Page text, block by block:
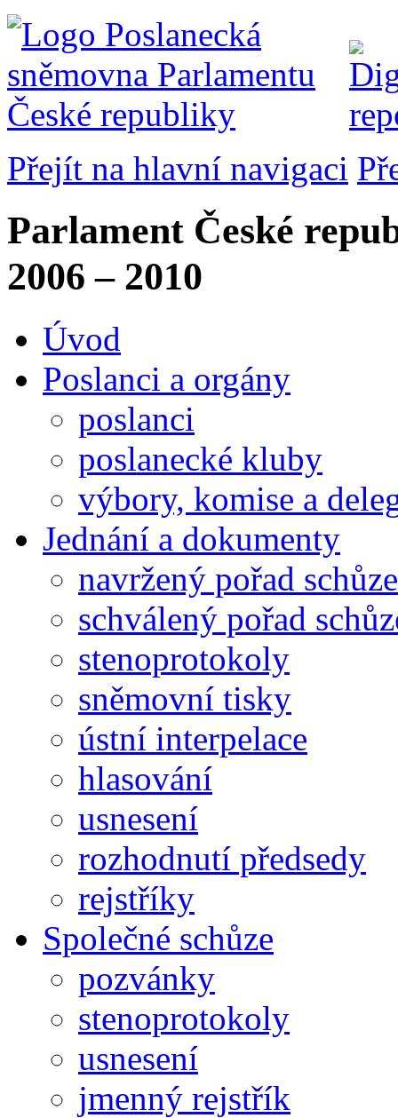
Přejít na hlavní navigaci
Parlament České
2006 – 2010
Úvod
Poslanci a orgány
poslanci
poslanecké kluby
výbory, komise a
Jednání a dokumenty
navržený pořad schůze
schválený pořad
stenoprotokoly
sněmovní tisky
ústní interpelace
hlasování
usnesení
rozhodnutí předsedy
rejstříky
Společné schůze
pozvánky
stenoprotokoly
usnesení
jmenný rejstřík